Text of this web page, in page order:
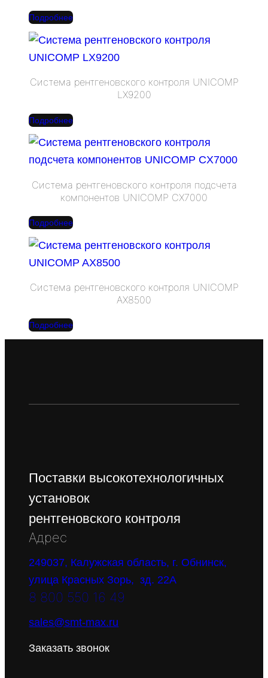
Подробнее
Система рентгеновского контроля UNICOMP
LX9200
Подробнее
Система рентгеновского контроля подсчета
компонентов UNICOMP CX7000
Подробнее
Система рентгеновского контроля UNICOMP
AX8500
Подробнее
Поставки высокотехнологичных
установок
рентгеновского контроля
Адрес
249037, Калужская область, г. Обнинск,
улица Красных Зорь, зд. 22А
8 800 550 16 49
sales@smt-max.ru
Заказать звонок